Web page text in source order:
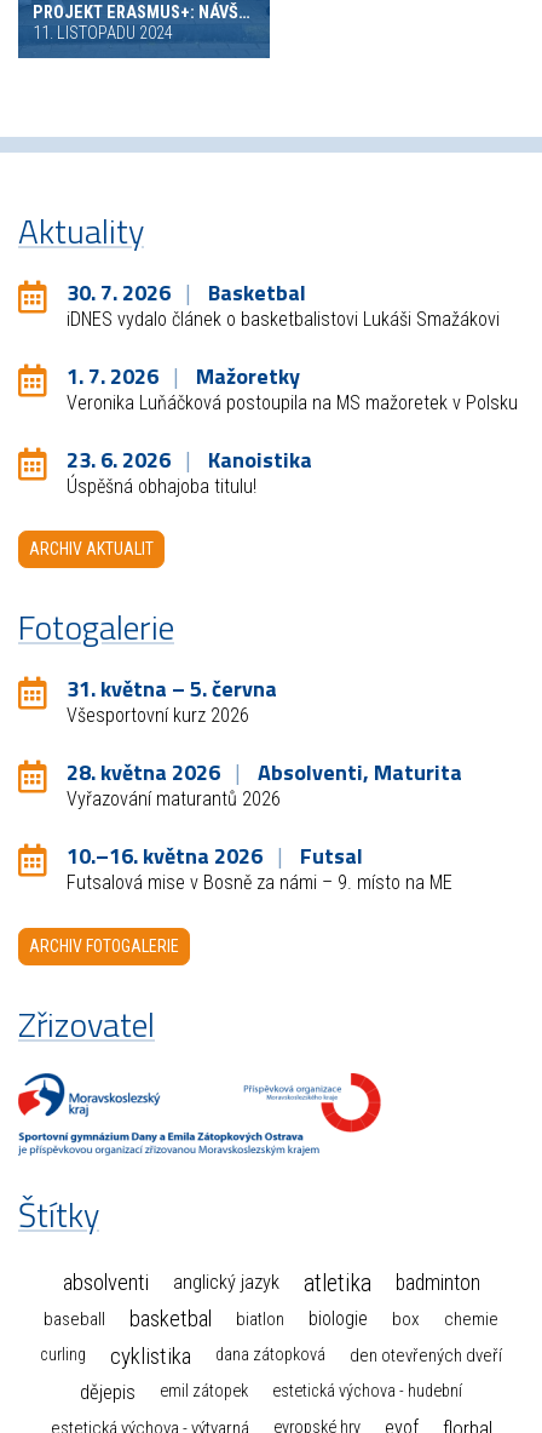
PROJEKT ERASMUS+: NÁVŠTĚVA Z BULHARSKA
11. LISTOPADU 2024
Aktuality
30. 7. 2026 Basketbal
iDNES vydalo článek o basketbalistovi Lukáši Smažákovi
1. 7. 2026 Mažoretky
Veronika Luňáčková postoupila na MS mažoretek v Polsku
23. 6. 2026 Kanoistika
Úspěšná obhajoba titulu!
ARCHIV AKTUALIT
Fotogalerie
31. května – 5. června
Všesportovní kurz 2026
28. května 2026 Absolventi, Maturita
Vyřazování maturantů 2026
10.–16. května 2026 Futsal
Futsalová mise v Bosně za námi – 9. místo na ME
ARCHIV FOTOGALERIE
Zřizovatel
Štítky
absolventi anglický jazyk atletika badminton
baseball basketbal biatlon biologie box chemie
curling cyklistika dana zátopková den otevřených dveří
dějepis emil zátopek estetická výchova - hudební
estetická výchova - výtvarná evropské hry eyof florbal